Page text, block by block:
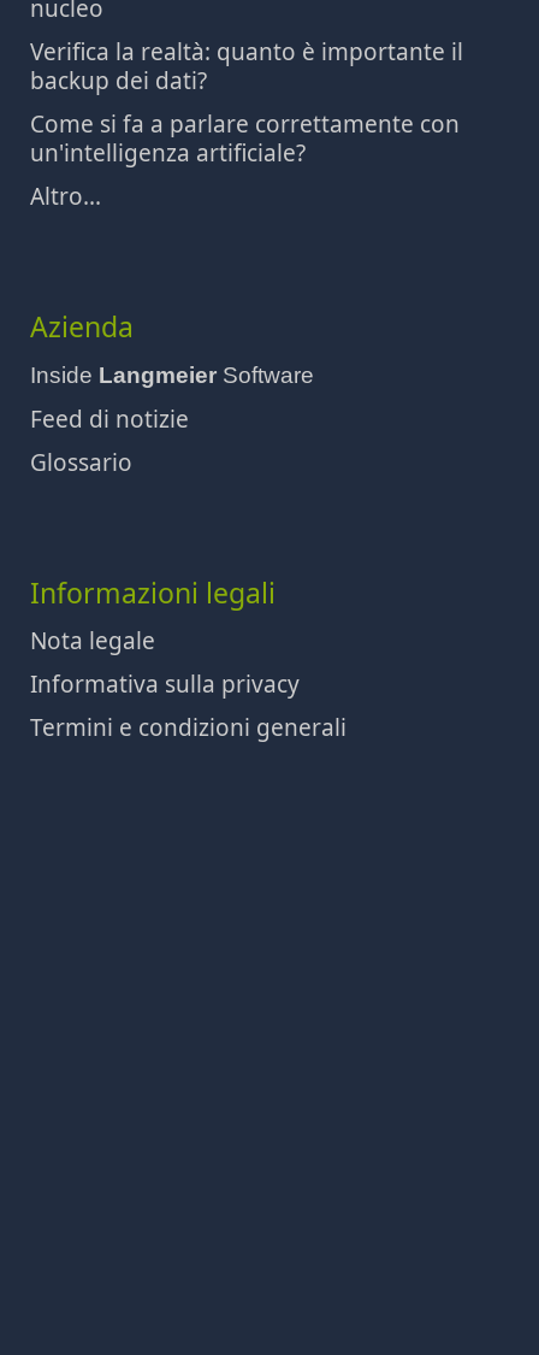
nucleo
Verifica la realtà: quanto è importante il
backup dei dati?
Come si fa a parlare correttamente con
un'intelligenza artificiale?
Altro...
Azienda
Inside Langmeier Software
Feed di notizie
Glossario
Informazioni legali
Nota legale
Informativa sulla privacy
Termini e condizioni generali